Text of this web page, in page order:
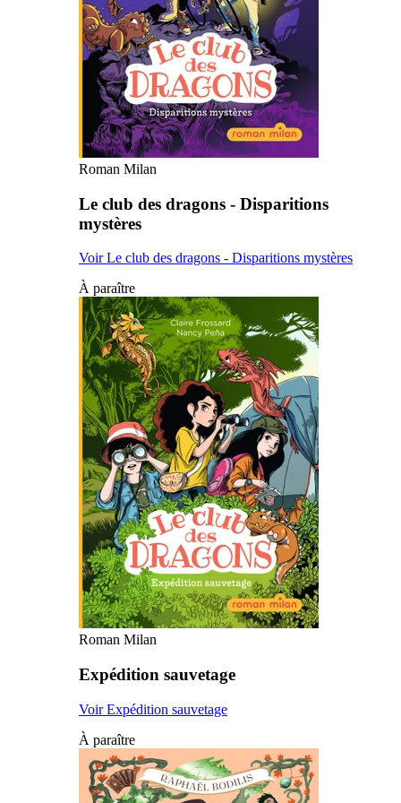
Roman Milan
Le club des dragons - Disparitions
mystères
Voir Le club des dragons - Disparitions mystères
À paraître
Roman Milan
Expédition sauvetage
Voir Expédition sauvetage
À paraître